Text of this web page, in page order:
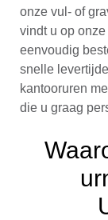
onze vul- of
vindt u op
eenvoudig
snelle
kantooruren
die u graag